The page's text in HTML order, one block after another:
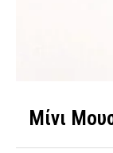
Μίνι